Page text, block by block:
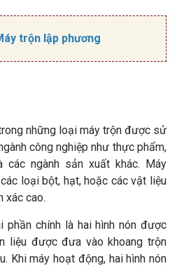
trộn lập phương
những loại máy trộn được sử
công nghiệp như thực phẩm,
các ngành sản xuất khác. Máy
loại bột, hạt, hoặc các vật liệu
xác cao.
phần chính là hai hình nón được
liệu được đưa vào khoang trộn
Khi máy hoạt động, hai hình nón